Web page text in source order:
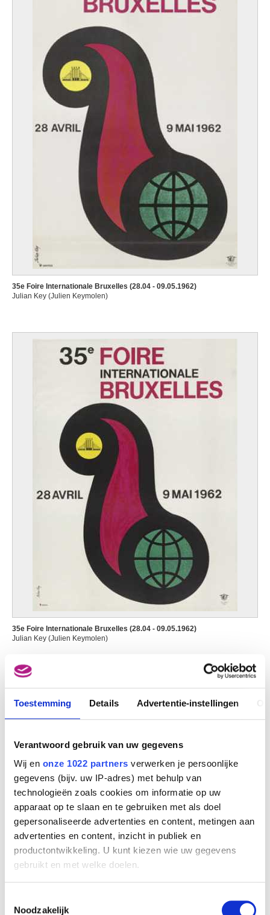
Toestemming Details Advertentie-instellingen
Verantwoord gebruik van uw gegevens
Wij en onze 1022 partners verwerken je persoonlijke
gegevens (bijv. uw IP-adres) met behulp van
technologieën zoals cookies om informatie op uw
apparaat op te slaan en te gebruiken met als doel
gepersonaliseerde advertenties en content, metingen aan
advertenties en content, inzicht in publiek en
productontwikkeling. U kunt kiezen wie uw gegevens
gebruikt en met welke doelen.
Informatie verzamelen over uw geografische
Noodzakelijk
35e Foire Internationale Bruxelles (28.04 - 09.05.1962)
Julian Key (Julien Keymolen)
35e Foire Internationale Bruxelles (28.04 - 09.05.1962)
Julian Key (Julien Keymolen)